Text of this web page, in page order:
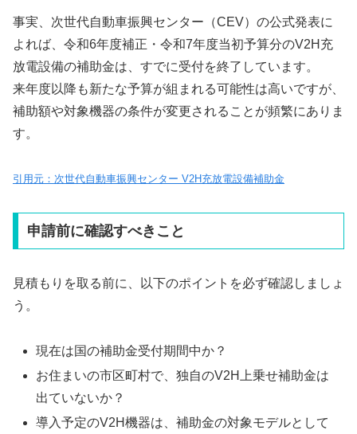
事実、次世代自動車振興センター（CEV）の公式発表に
よれば、令和6年度補正・令和7年度当初予算分のV2H充
放電設備の補助金は、すでに受付を終了しています。
来年度以降も新たな予算が組まれる可能性は高いですが、
補助額や対象機器の条件が変更されることが頻繁にありま
す。
引用元：次世代自動車振興センター V2H充放電設備補助金
申請前に確認すべきこと
見積もりを取る前に、以下のポイントを必ず確認しましょ
う。
現在は国の補助金受付期間中か？
お住まいの市区町村で、独自のV2H上乗せ補助金は
出ていないか？
導入予定のV2H機器は、補助金の対象モデルとして